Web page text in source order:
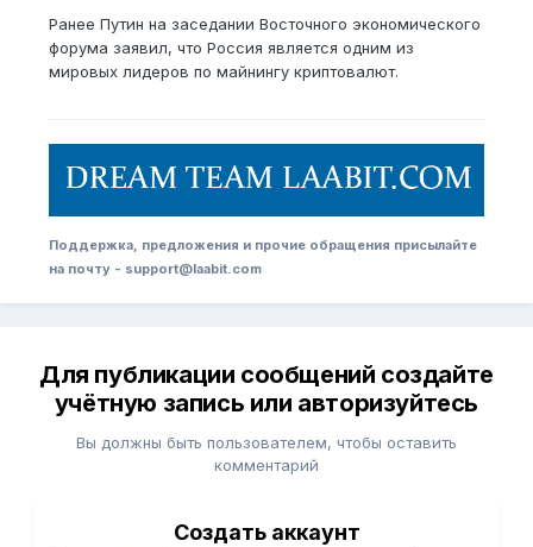
Ранее Путин на заседании Восточного экономического
форума заявил, что Россия является одним из
мировых лидеров по майнингу криптовалют.
Поддержка, предложения и прочие обращения присылайте
на почту - support@laabit.com
Для публикации сообщений создайте
учётную запись или авторизуйтесь
Вы должны быть пользователем, чтобы оставить
комментарий
Создать аккаунт